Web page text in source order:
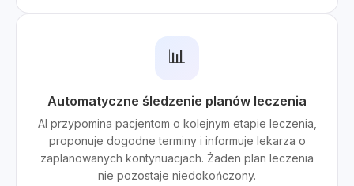
📊
Automatyczne śledzenie planów leczenia
AI przypomina pacjentom o kolejnym etapie leczenia,
proponuje dogodne terminy i informuje lekarza o
zaplanowanych kontynuacjach. Żaden plan leczenia
nie pozostaje niedokończony.